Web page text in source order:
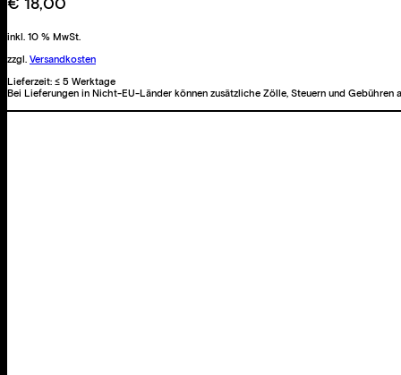
inkl. 10 % MwSt.
zzgl. Versandkosten
Lieferzeit: ≤ 5 Werktage
Bei Lieferungen in Nicht-EU-Länder können zusätzliche Zölle, Steuern und Gebühren